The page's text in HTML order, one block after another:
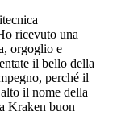
ricevuto una
orgoglio e
il bello della
perché il
il nome della
Kraken buon